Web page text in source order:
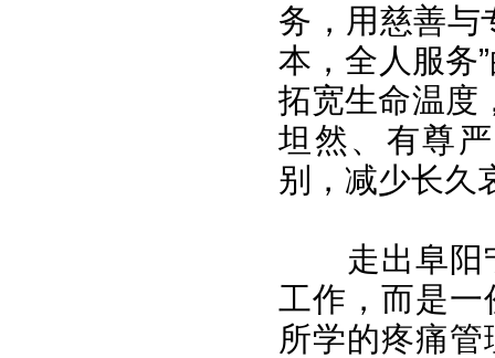
务，用慈善与
本，全人服务
拓宽生命温度
坦然、有尊
别，减少长久
走出阜
工作，而是
所学的疼痛